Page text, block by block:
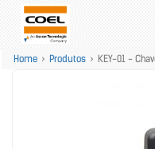
Home > Produtos > KEY-01 -